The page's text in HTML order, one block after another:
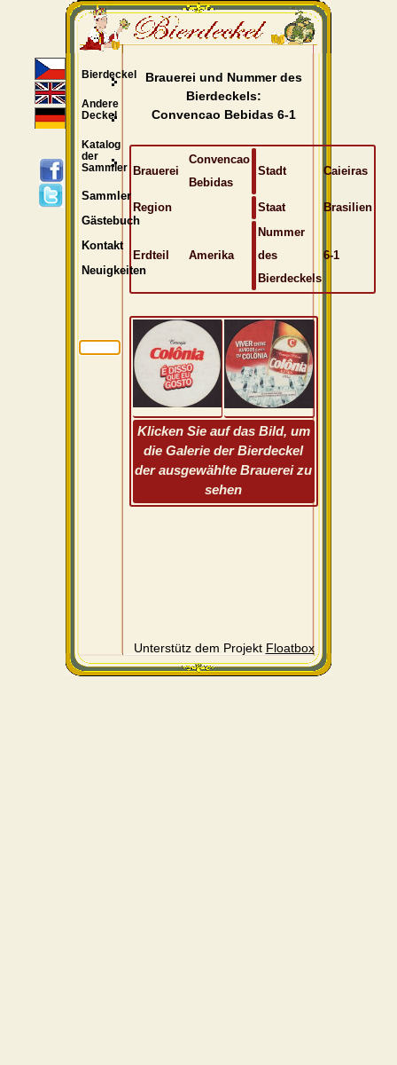
Brauerei und Nummer des
Bierdeckels:
Convencao Bebidas 6-1
Brauerei
Convencao
Bebidas
Stadt Caieiras
Region Staat Brasilien
Erdteil Amerika
Nummer
des
Bierdeckels
6-1
Klicken Sie auf das Bild, um
die Galerie der Bierdeckel
der ausgewählte Brauerei zu
sehen
Unterstütz dem Projekt Floatbox
Bierdeckel
Andere
Deckel
Katalog
der
Sammler
Sammler
Gästebuch
Kontakt
Neuigkeiten